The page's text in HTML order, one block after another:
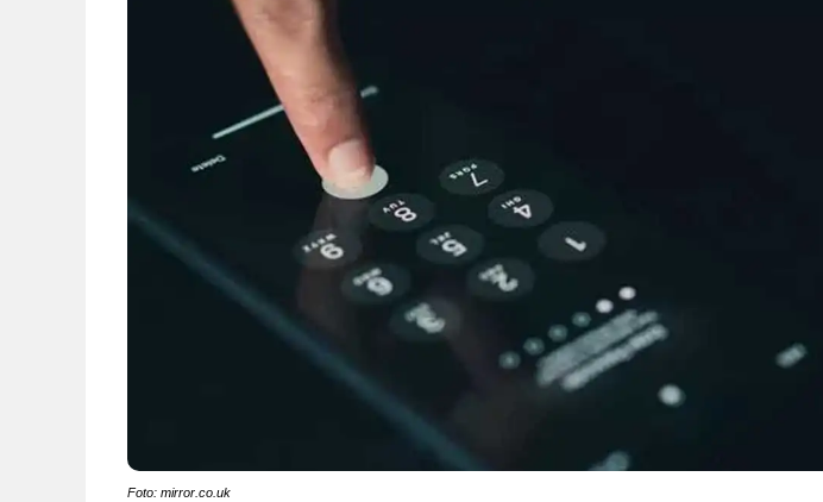
Foto: mirror.co.uk